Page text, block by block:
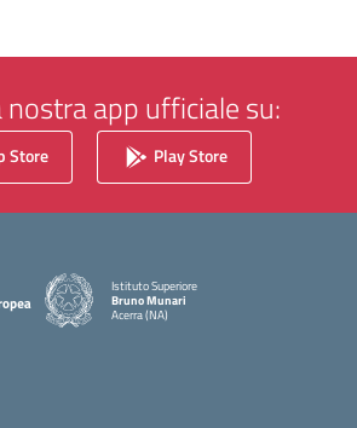
nostra app ufficiale su:
Store Play Store
Istituto Superiore
Bruno Munari
Acerra (NA)